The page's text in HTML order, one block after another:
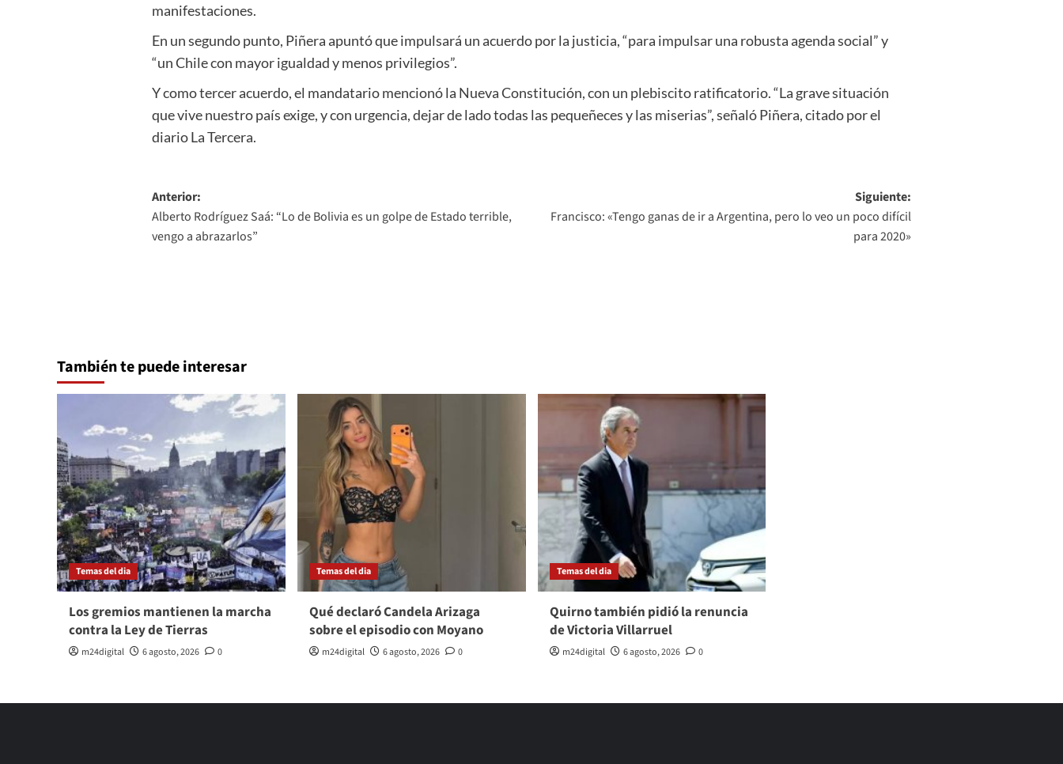
manifestaciones.
En un segundo punto, Piñera apuntó que impulsará un acuerdo por la justicia, “para impulsar una robusta agenda social” y
“un Chile con mayor igualdad y menos privilegios”.
Y como tercer acuerdo, el mandatario mencionó la Nueva Constitución, con un plebiscito ratificatorio. “La grave situación
que vive nuestro país exige, y con urgencia, dejar de lado todas las pequeñeces y las miserias”, señaló Piñera, citado por el
diario La Tercera.
Navegación
de
entradas
Anterior:
Alberto Rodríguez Saá: “Lo de Bolivia es un golpe de Estado terrible,
vengo a abrazarlos”
Siguiente:
Francisco: «Tengo ganas de ir a Argentina, pero lo veo un poco difícil
para 2020»
También te puede interesar
Temas del dia
Los gremios mantienen la marcha
contra la Ley de Tierras
m24digital 6 agosto, 2026 0
Temas del dia
Qué declaró Candela Arizaga
sobre el episodio con Moyano
m24digital 6 agosto, 2026 0
Temas del dia
Quirno también pidió la renuncia
de Victoria Villarruel
m24digital 6 agosto, 2026 0